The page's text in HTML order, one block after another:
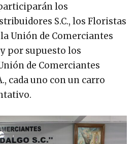
los
S.C., los Floristas
Unión de Comerciantes
por supuesto los
de Comerciantes
cada uno con un carro